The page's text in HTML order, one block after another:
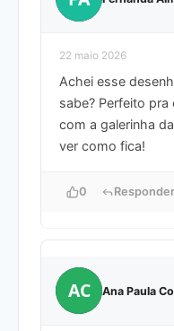
22 maio 2026
Achei esse
sabe? Perfeito
com a galerinha
ver como fica!
0 Responder
AC Ana Paula